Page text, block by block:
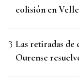
colisión en Velle
Las retiradas de
Ourense